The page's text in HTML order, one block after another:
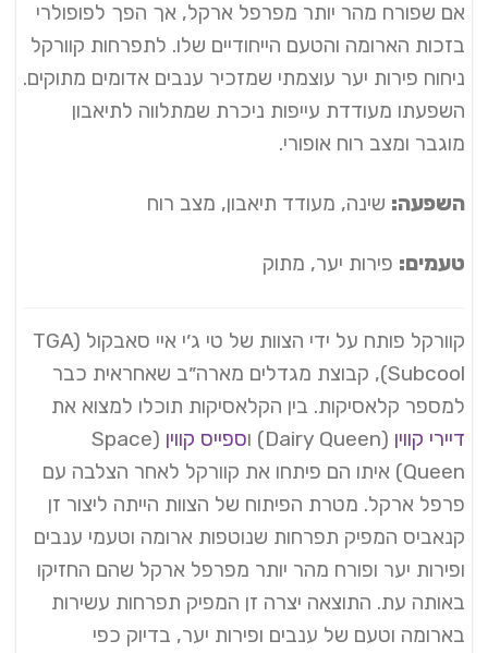
אם שפורח מהר יותר מפרפל ארקל, אך הפך לפופולרי
בזכות הארומה והטעם הייחודיים שלו. לתפרחות קוורקל
ניחוח פירות יער עוצמתי שמזכיר ענבים אדומים מתוקים.
השפעתו מעודדת עייפות ניכרת שמתלווה לתיאבון
מוגבר ומצב רוח אופורי.
השפעה: שינה, מעודד תיאבון, מצב רוח
טעמים: פירות יער, מתוק
קוורקל פותח על ידי הצוות של טי ג׳י איי סאבקול (TGA
Subcool), קבוצת מגדלים מארה״ב שאחראית כבר
למספר קלאסיקות. בין הקלאסיקות תוכלו למצוא את
דיירי קווין (Dairy Queen) ו ספייס קווין (Space
Queen) איתו הם פיתחו את קוורקל לאחר הצלבה עם
פרפל ארקל. מטרת הפיתוח של הצוות הייתה ליצור זן
קנאביס המפיק תפרחות שנוטפות ארומה וטעמי ענבים
ופירות יער ופורח מהר יותר מפרפל ארקל שהם החזיקו
באותה עת. התוצאה יצרה זן המפיק תפרחות עשירות
בארומה וטעם של ענבים ופירות יער, בדיוק כפי